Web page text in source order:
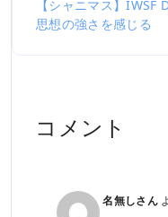
【シャニマス】IWSF
思想の強さを感じる
コメント
名無しさん